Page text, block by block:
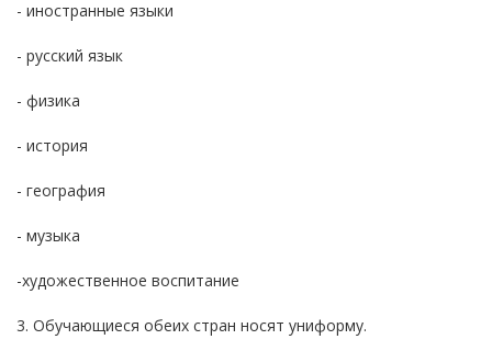
- иностранные языки
- русский язык
- физика
- история
- география
- музыка
-художественное воспитание
3. Обучающиеся обеих стран носят униформу.